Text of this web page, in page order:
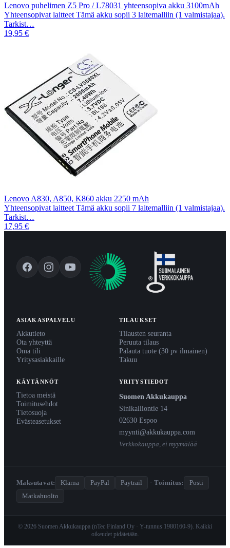
Lenovo puhelimen Z5 Pro / L78031 yhteensopiva akku 3100mAh
Yhteensopivat laitteet Tämä akku sopii 3 laitemalliin (1 valmistajaa).
Tarkist…
19,95 €
Lenovo A830, A850, K860 akku 2250 mAh
Yhteensopivat laitteet Tämä akku sopii 7 laitemalliin (1 valmistajaa).
Tarkist…
17,95 €
ASIAKASPALVELU
Akkutieto
Ota yhteyttä
Oma tili
Yritysasiakkaille
TILAUKSET
Tilausten seuranta
Peruuta tilaus
Palauta tuote (30 pv ilmainen)
Takuu
KÄYTÄNNÖT
Tietoa meistä
Toimitusehdot
Tietosuoja
Evästeasetukset
YRITYSTIEDOT
Suomen Akkukauppa
Sinikalliontie 14
02630 Espoo
myynti@akkukauppa.com
Verkkokauppa, ei myymälää
Maksutavat: Klarna PayPal Paytrail · Toimitus:
Posti
Matkahuolto
© 2026 Suomen Akkukauppa (nTec Finland Oy · Y-tunnus 1980160-9). Kaikki
oikeudet pidätetään.